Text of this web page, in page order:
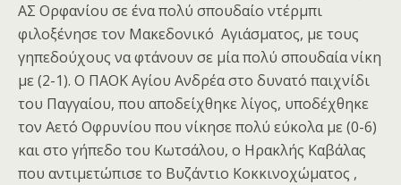
ΑΣ Ορφανίου σε ένα πολύ σπουδαίο ντέρμπι
φιλοξένησε τον Μακεδονικό Αγιάσματος, με τους
γηπεδούχους να φτάνουν σε μία πολύ σπουδαία νίκη
με (2-1). Ο ΠΑΟΚ Αγίου Ανδρέα στο δυνατό παιχνίδι
του Παγγαίου, που αποδείχθηκε λίγος, υποδέχθηκε
τον Αετό Οφρυνίου που νίκησε πολύ εύκολα με (0-6)
και στο γήπεδο του Κωτσάλου, ο Ηρακλής Καβάλας
που αντιμετώπισε το Βυζάντιο Κοκκινοχώματος ,